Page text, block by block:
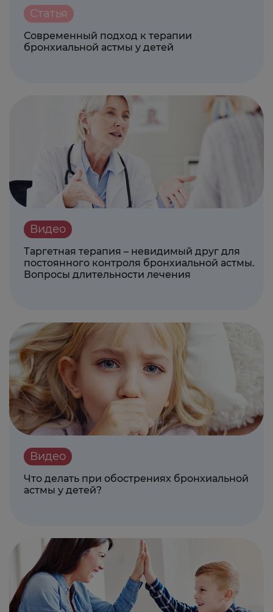
Статья
Современный подход к терапии
бронхиальной астмы у детей
Видео
Таргетная терапия – невидимый друг для
постоянного контроля бронхиальной астмы.
Вопросы длительности лечения
Видео
Что делать при обострениях бронхиальной
астмы у детей?